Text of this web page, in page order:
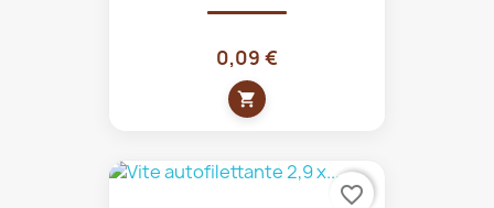
0,09 €
shopping_cart
favorite_border